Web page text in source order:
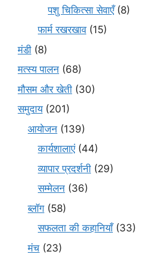
पशु चिकित्सा सेवाएँ(8)
फार्म रखरखाव(15)
मंडी (8)
मत्स्य पालन (68)
मौसम और खेती (30)
समुदाय(201)
आयोजन (139)
कार्यशालाएं(44)
व्यापार प्रदर्शनी (29)
सम्मेलन (36)
ब्लॉग (58)
सफलता की कहानियाँ(33)
मंच (23)